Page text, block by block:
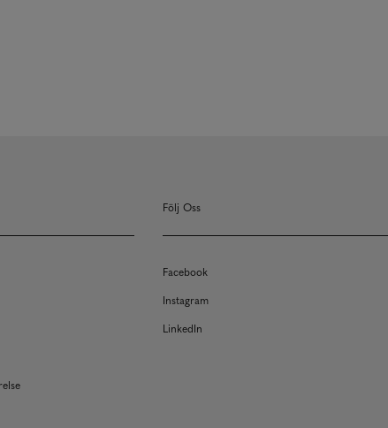
Följ Oss
Facebook
Instagram
LinkedIn